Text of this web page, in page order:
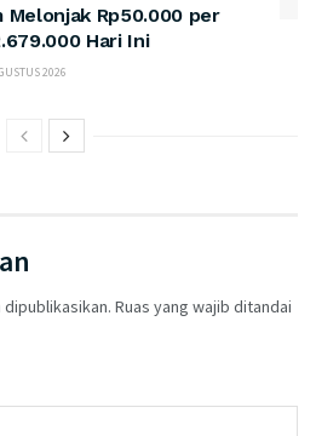
Melonjak Rp50.000 per
Hari Ini
2026
dipublikasikan. Ruas yang wajib ditandai